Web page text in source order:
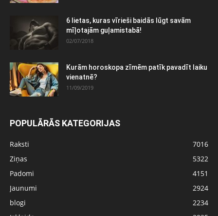
6 lietas, kuras vīrieši baidās lūgt savām
mīļotajām guļamistabā!
02/07/2018
Kurām horoskopa zīmēm patīk pavadīt laiku
vienatnē?
11/09/2019
POPULĀRĀS KATEGORIJAS
Raksti
7016
Ziņas
5322
Padomi
4151
Jaunumi
2924
blogi
2234